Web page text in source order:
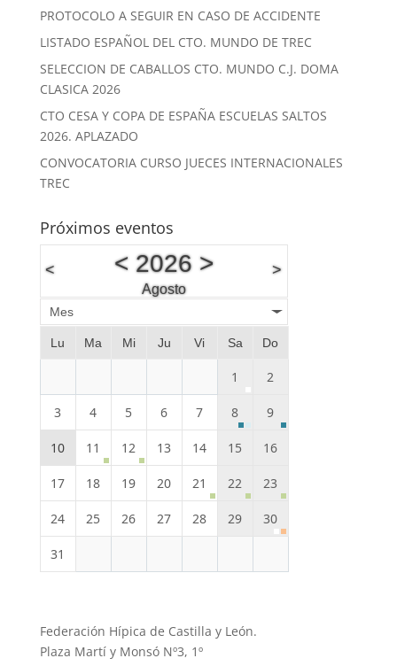
PROTOCOLO A SEGUIR EN CASO DE ACCIDENTE
LISTADO ESPAÑOL DEL CTO. MUNDO DE TREC
SELECCION DE CABALLOS CTO. MUNDO C.J. DOMA
CLASICA 2026
CTO CESA Y COPA DE ESPAÑA ESCUELAS SALTOS
2026. APLAZADO
CONVOCATORIA CURSO JUECES INTERNACIONALES
TREC
Próximos eventos
< < 2026>
Agosto
>
Mes
Lu Ma Mi Ju Vi Sa Do
1 2
3 4 5 6 7 8 9
10 11 12 13 14 15 16
17 18 19 20 21 22 23
24 25 26 27 28 29 30
31
Federación Hípica de Castilla y León.
Plaza Martí y Monsó Nº3, 1º